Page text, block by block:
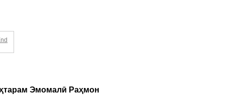
Эмомалӣ Раҳмон